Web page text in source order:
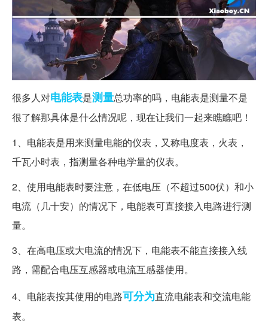
很多人对电能表是测量总功率的吗，电能表是测量不是
很了解那具体是什么情况呢，现在让我们一起来瞧瞧吧！
1、电能表是用来测量电能的仪表，又称电度表，火表，
千瓦小时表，指测量各种电学量的仪表。
2、使用电能表时要注意，在低电压（不超过500伏）和小
电流（几十安）的情况下，电能表可直接接入电路进行测
量。
3、在高电压或大电流的情况下，电能表不能直接接入线
路，需配合电压互感器或电流互感器使用。
4、电能表按其使用的电路可分为直流电能表和交流电能
表。